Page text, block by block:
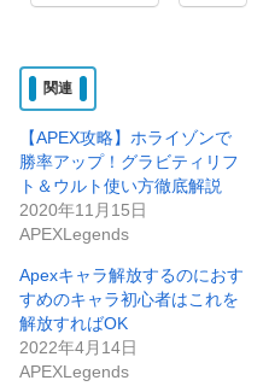
関連
【APEX攻略】ホライゾンで
勝率アップ！グラビティリフ
ト＆ウルト使い方徹底解説
2020年11月15日
APEXLegends
Apexキャラ解放するのにおす
すめのキャラ初心者はこれを
解放すればOK
2022年4月14日
APEXLegends